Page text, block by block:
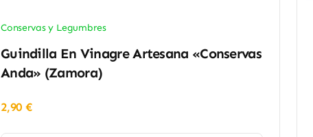
Conservas y Legumbres
Guindilla En Vinagre Artesana «Conservas
Anda» (Zamora)
2,90€